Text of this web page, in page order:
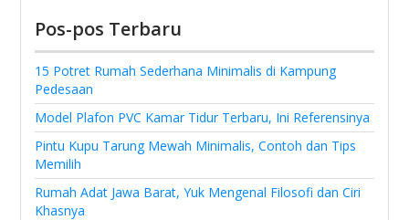
Pos-pos Terbaru
15 Potret Rumah Sederhana Minimalis di Kampung
Pedesaan
Model Plafon PVC Kamar Tidur Terbaru, Ini Referensinya
Pintu Kupu Tarung Mewah Minimalis, Contoh dan Tips
Memilih
Rumah Adat Jawa Barat, Yuk Mengenal Filosofi dan Ciri
Khasnya